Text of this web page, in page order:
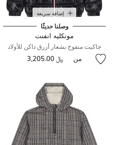
إضافة سريعة
وصلنا حديثًا
مونكليه انفنت
جاكيت منفوخ بشعار أزرق داكن للأولاد
من ﷼ 3,205.00